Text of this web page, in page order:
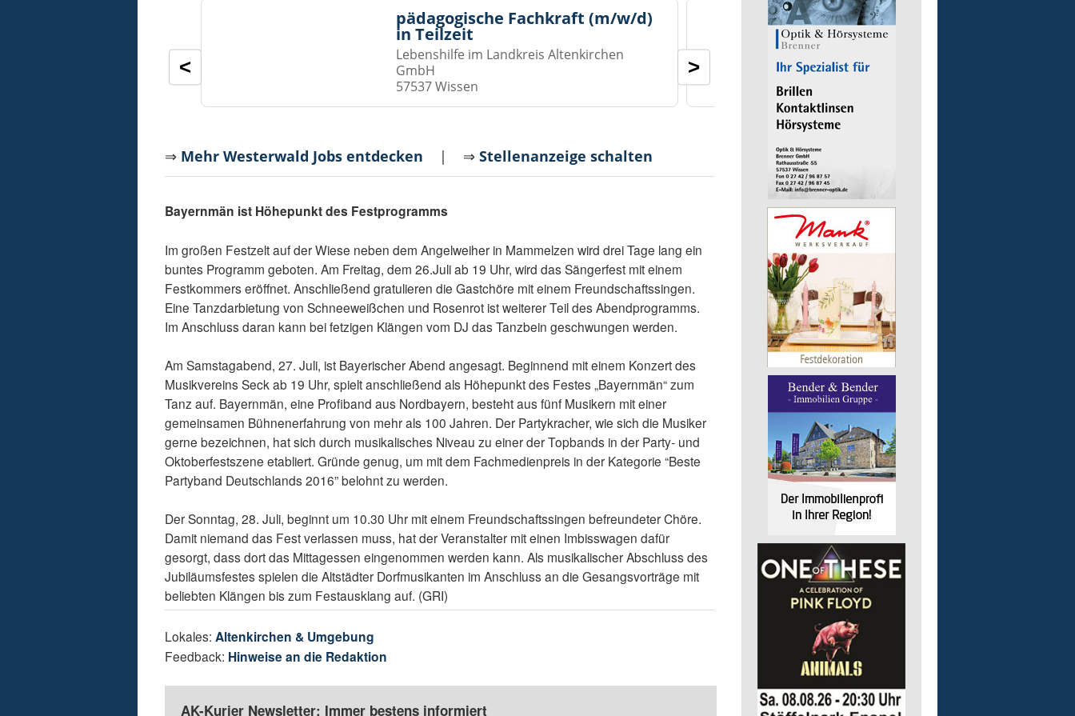
pädagogische Fachkraft (m/w/d)
in Teilzeit
Lebenshilfe im Landkreis Altenkirchen
GmbH
57537 Wissen
Gruppenleitung (m/w/
Werkstatt
< >
⇒ Mehr Westerwald Jobs entdecken | ⇒Stellenanzeige schalten
Bayernmän ist Höhepunkt des Festprogramms
Im großen Festzelt auf der Wiese neben dem Angelweiher in Mammelzen wird drei Tage lang ein
buntes Programm geboten. Am Freitag, dem 26.Juli ab 19 Uhr, wird das Sängerfest mit einem
Festkommers eröffnet. Anschließend gratulieren die Gastchöre mit einem Freundschaftssingen.
Eine Tanzdarbietung von Schneeweißchen und Rosenrot ist weiterer Teil des Abendprogramms.
Im Anschluss daran kann bei fetzigen Klängen vom DJ das Tanzbein geschwungen werden.
Am Samstagabend, 27. Juli, ist Bayerischer Abend angesagt. Beginnend mit einem Konzert des
Musikvereins Seck ab 19 Uhr, spielt anschließend als Höhepunkt des Festes „Bayernmän“ zum
Tanz auf. Bayernmän, eine Profiband aus Nordbayern, besteht aus fünf Musikern mit einer
gemeinsamen Bühnenerfahrung von mehr als 100 Jahren. Der Partykracher, wie sich die Musiker
gerne bezeichnen, hat sich durch musikalisches Niveau zu einer der Topbands in der Party- und
Oktoberfestszene etabliert. Gründe genug, um mit dem Fachmedienpreis in der Kategorie “Beste
Partyband Deutschlands 2016” belohnt zu werden.
Der Sonntag, 28. Juli, beginnt um 10.30 Uhr mit einem Freundschaftssingen befreundeter Chöre.
Damit niemand das Fest verlassen muss, hat der Veranstalter mit einen Imbisswagen dafür
gesorgt, dass dort das Mittagessen eingenommen werden kann. Als musikalischer Abschluss des
Jubiläumsfestes spielen die Altstädter Dorfmusikanten im Anschluss an die Gesangsvorträge mit
beliebten Klängen bis zum Festausklang auf. (GRI)
Lokales:Altenkirchen & Umgebung
Feedback: Hinweise an die Redaktion
AK-Kurier Newsletter: Immer bestens informiert